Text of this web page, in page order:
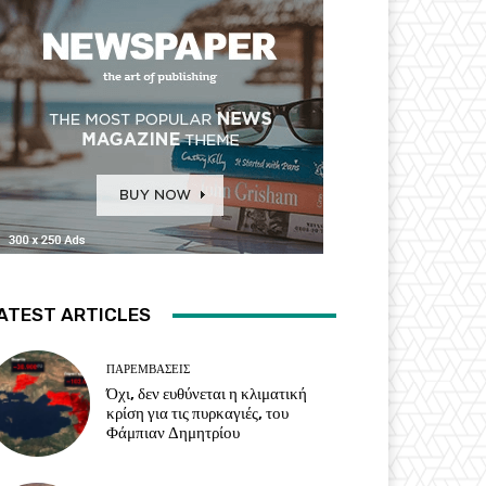
ARTICLES
ΠΑΡΕΜΒΑΣΕΙΣ
Όχι, δεν ευθύνεται η κλιματική
κρίση για τις πυρκαγιές, του
Φάμπιαν Δημητρίου